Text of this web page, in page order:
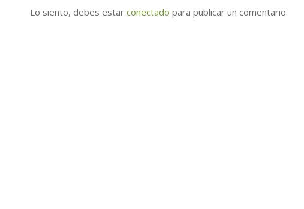
Lo siento, debes estar conectado para publicar un comentario.